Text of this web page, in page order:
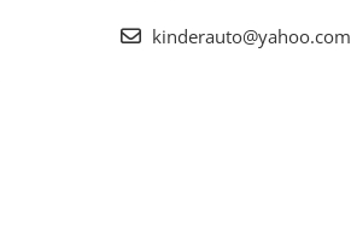
kinderauto@yahoo.com